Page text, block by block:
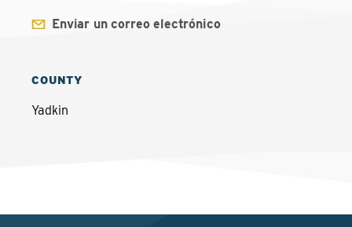
Enviar un correo electrónico
COUNTY
Yadkin